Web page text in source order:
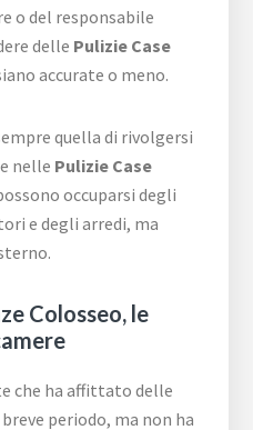
o del responsabile
delle Pulizie Case
accurate o meno.
quella di rivolgersi
nelle Pulizie Case
occuparsi degli
e degli arredi, ma
Colosseo, le
che ha affittato delle
periodo, ma non ha